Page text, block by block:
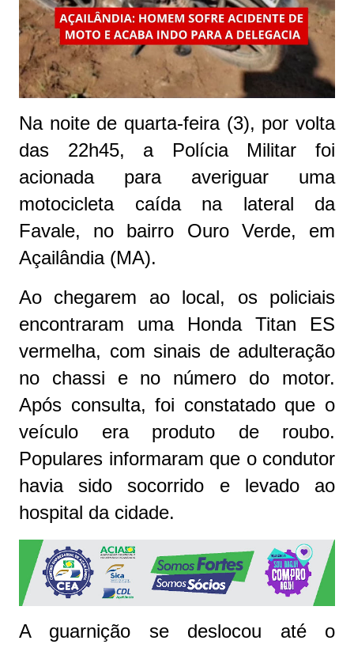
Na noite de quarta-feira (3), por volta
das 22h45, a Polícia Militar foi
acionada para averiguar uma
motocicleta caída na lateral da
Favale, no bairro Ouro Verde, em
Açailândia (MA).
Ao chegarem ao local, os policiais
encontraram uma Honda Titan ES
vermelha, com sinais de adulteração
no chassi e no número do motor.
Após consulta, foi constatado que o
veículo era produto de roubo.
Populares informaram que o condutor
havia sido socorrido e levado ao
hospital da cidade.
A guarnição se deslocou até o